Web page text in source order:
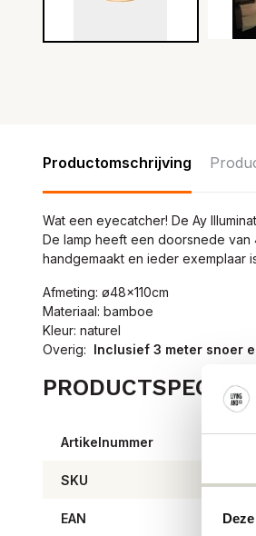
Productomschrijving
Wat een eyecatcher! De Ay
De lamp heeft een doorsnede van
handgemaakt en ieder exemplaar
Afmeting: ø48x110cm
Materiaal: bamboe
Kleur: naturel
Overig: Inclusief 3 meter snoer
Artikelnummer
SKU
EAN